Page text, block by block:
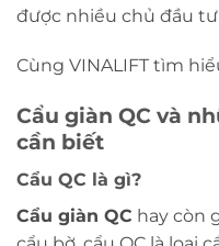
được nhiều chủ đầu
Cùng VINALIFT tìm
Cẩu giàn QC và
cần biết
Cẩu QC là gì?
Cẩu giàn QC hay còn